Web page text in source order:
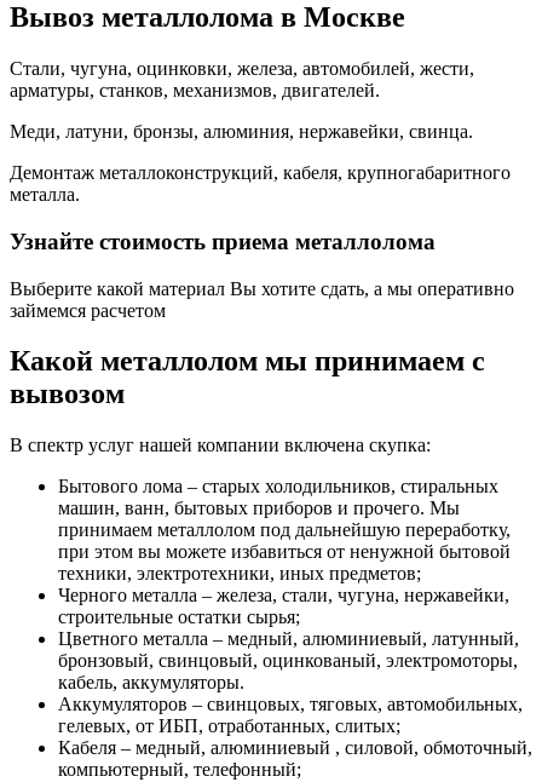
Вывоз металлолома в Москве
Стали, чугуна, оцинковки, железа, автомобилей, жести,
арматуры, станков, механизмов, двигателей.
Меди, латуни, бронзы, алюминия, нержавейки, свинца.
Демонтаж металлоконструкций, кабеля, крупногабаритного
металла.
Узнайте стоимость приема металлолома
Выберите какой материал Вы хотите сдать, а мы оперативно
займемся расчетом
Какой металлолом мы принимаем с
вывозом
В спектр услуг нашей компании включена скупка:
Бытового лома – старых холодильников, стиральных
машин, ванн, бытовых приборов и прочего. Мы
принимаем металлолом под дальнейшую переработку,
при этом вы можете избавиться от ненужной бытовой
техники, электротехники, иных предметов;
Черного металла – железа, стали, чугуна, нержавейки,
строительные остатки сырья;
Цветного металла – медный, алюминиевый, латунный,
бронзовый, свинцовый, оцинкованый, электромоторы,
кабель, аккумуляторы.
Аккумуляторов – свинцовых, тяговых, автомобильных,
гелевых, от ИБП, отработанных, слитых;
Кабеля – медный, алюминиевый , силовой, обмоточный,
компьютерный, телефонный;